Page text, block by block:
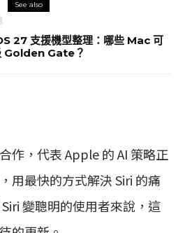
See also
27 支援機型整理：哪些 Mac 可
Golden Gate？
作，代表 Apple 的 AI 策略正
用最快的方式解決 Siri 的痛
變聰明的使用者來說，這